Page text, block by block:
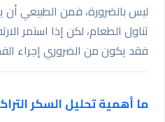
ليس بالضرورة، فمن الطبيعي
تناول الطعام، لكن إذا استمر
فقد يكون من الضروري إجراء
ما أهمية تحليل السكر